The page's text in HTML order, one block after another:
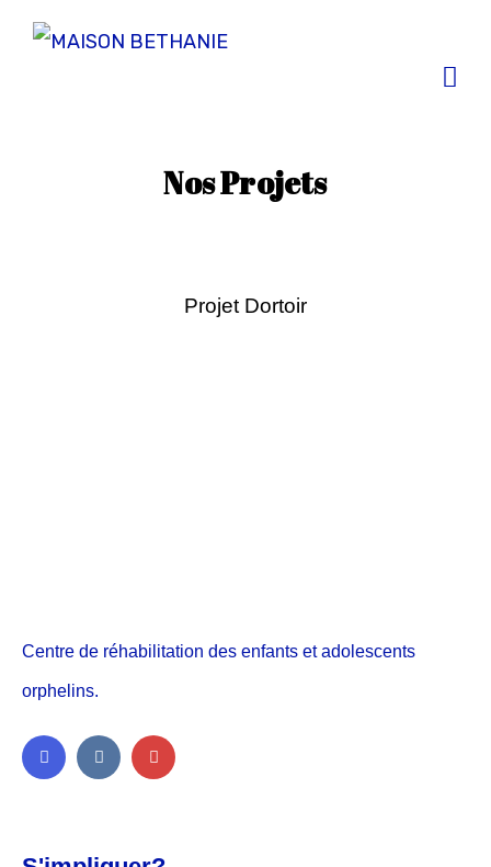
Nos Projets
Projet Dortoir
Centre de réhabilitation des enfants et adolescents
orphelins.